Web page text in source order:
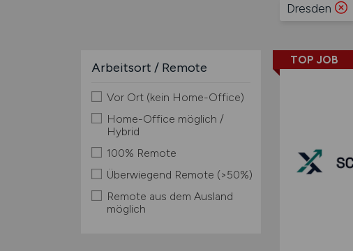
Dresden
Arbeitsort / Remote
Vor Ort (kein Home-Office)
Home-Office möglich /
Hybrid
100% Remote
Überwiegend Remote (>50%)
Remote aus dem Ausland
möglich
TOP JOB